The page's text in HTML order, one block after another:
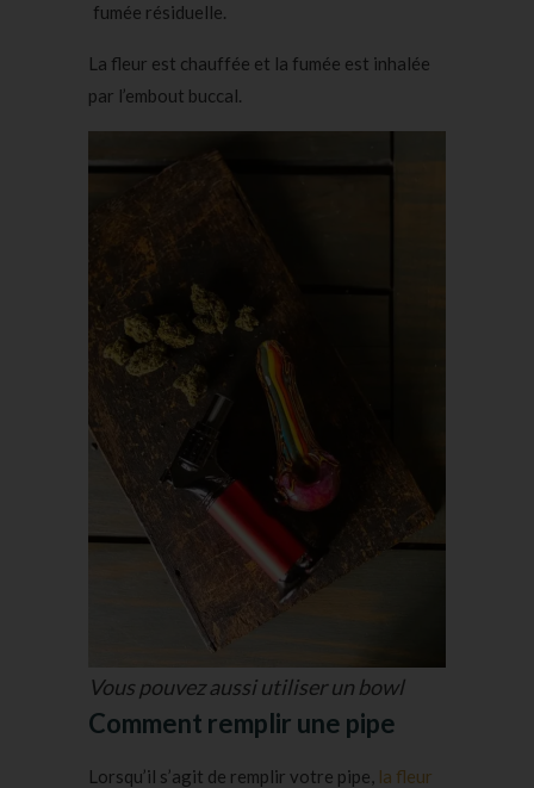
fumée résiduelle.
La fleur est chauffée et la fumée est inhalée
par l’embout buccal.
Vous pouvez aussi utiliser un bowl
Comment remplir une pipe
Lorsqu’il s’agit de remplir votre pipe, la fleur